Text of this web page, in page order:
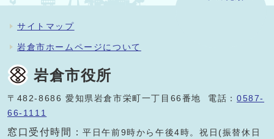
サイトマップ
岩倉市ホームページについて
岩倉市役所
〒482-8686 愛知県岩倉市栄町一丁目66番地 電話：0587-
66-1111
窓口受付時間：平日午前9時から午後4時。祝日(振替休日